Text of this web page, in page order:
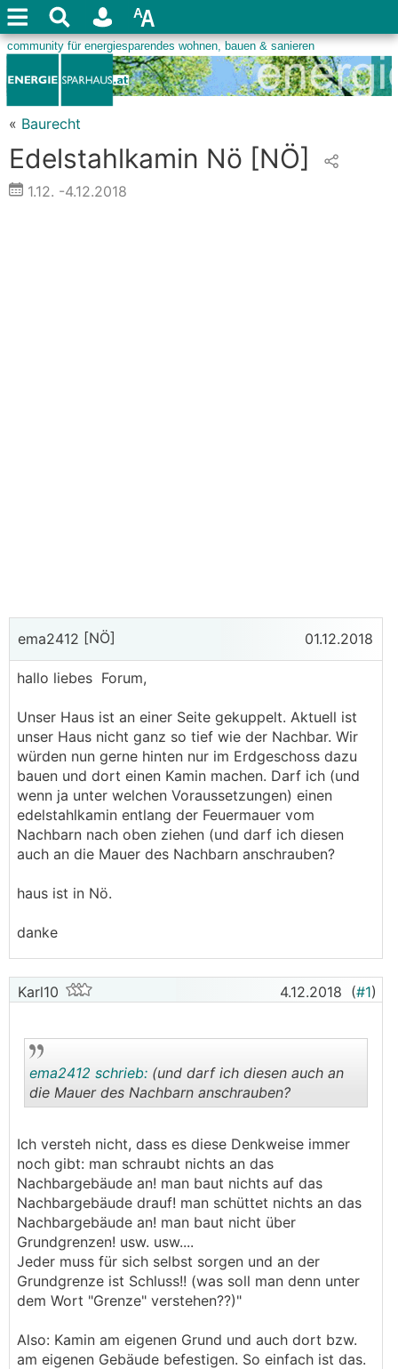
« Baurecht
Edelstahlkamin Nö [NÖ]
1.12. -4.12.2018
ema2412 [NÖ] 01.12.2018
hallo liebes Forum,
Unser Haus ist an einer Seite gekuppelt. Aktuell ist
unser Haus nicht ganz so tief wie der Nachbar. Wir
würden nun gerne hinten nur im Erdgeschoss dazu
bauen und dort einen Kamin machen. Darf ich (und
wenn ja unter welchen Voraussetzungen) einen
edelstahlkamin entlang der Feuermauer vom
Nachbarn nach oben ziehen (und darf ich diesen
auch an die Mauer des Nachbarn anschrauben?
haus ist in Nö.
danke
Karl10 4.12.2018 (#1)
..
ema2412 schrieb: (und darf ich diesen auch an
die Mauer des Nachbarn anschrauben?
Ich versteh nicht, dass es diese Denkweise immer
noch gibt: man schraubt nichts an das
Nachbargebäude an! man baut nichts auf das
Nachbargebäude drauf! man schüttet nichts an das
Nachbargebäude an! man baut nicht über
Grundgrenzen! usw. usw....
Jeder muss für sich selbst sorgen und an der
Grundgrenze ist Schluss!! (was soll man denn unter
dem Wort "Grenze" verstehen??)"
Also: Kamin am eigenen Grund und auch dort bzw.
am eigenen Gebäude befestigen. So einfach ist das.